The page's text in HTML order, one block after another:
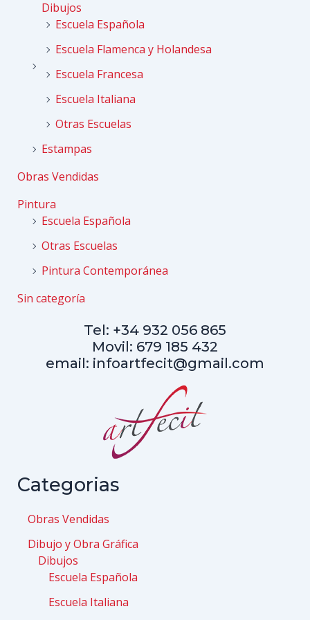
Dibujos
Escuela Española
Escuela Flamenca y Holandesa
Escuela Francesa
Escuela Italiana
Otras Escuelas
Estampas
Obras Vendidas
Pintura
Escuela Española
Otras Escuelas
Pintura Contemporánea
Sin categoría
Tel: +34 932 056 865
Movil: 679 185 432
email: infoartfecit@gmail.com
Categorias
Obras Vendidas
Dibujo y Obra Gráfica
Dibujos
Escuela Española
Escuela Italiana